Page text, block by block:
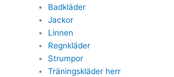
Badkläder
Jackor
Linnen
Regnkläder
Strumpor
Träningskläder herr